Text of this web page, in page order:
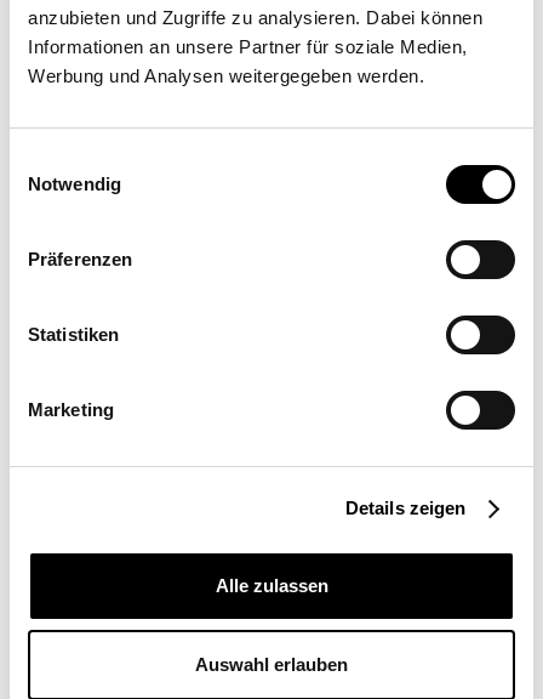
anzubieten und Zugriffe zu analysieren. Dabei können
Informationen an unsere Partner für soziale Medien,
Werbung und Analysen weitergegeben werden.
Notwendig
Präferenzen
Statistiken
Marketing
Details zeigen
Alle zulassen
Auswahl erlauben
Eikboomstraße 13a, 18209 Bad Doberan
Germania
Ambito privato
Tipo di montaggio